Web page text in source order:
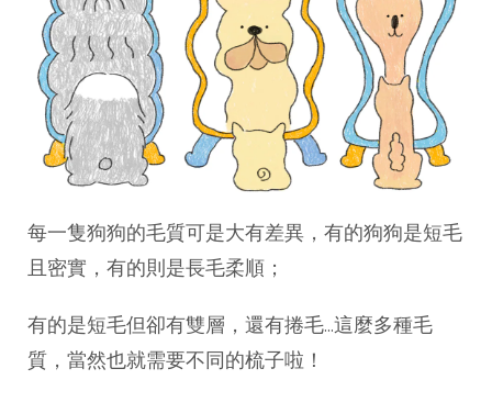
每一隻狗狗的毛質可是大有差異，有的狗狗是短毛
且密實，有的則是長毛柔順；
有的是短毛但卻有雙層，還有捲毛...這麼多種毛
質，當然也就需要不同的梳子啦！